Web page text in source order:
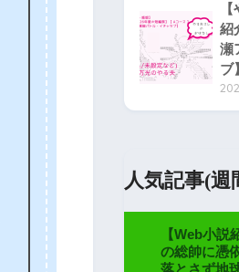
紹
瀬
ブ】
人気記事(週